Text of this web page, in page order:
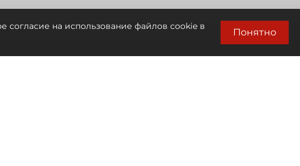
согласие на использование файлов cookie в
Понятно